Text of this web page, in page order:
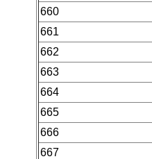
660
661
662
663
664
665
666
667